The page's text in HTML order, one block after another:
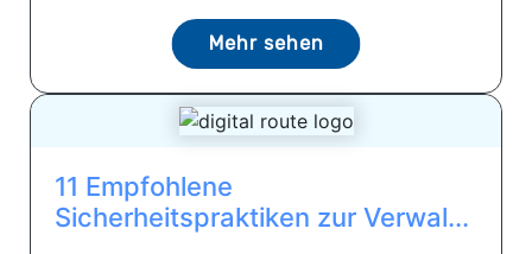
Mehr sehen
11 Empfohlene
Sicherheitspraktiken zur Verwal...